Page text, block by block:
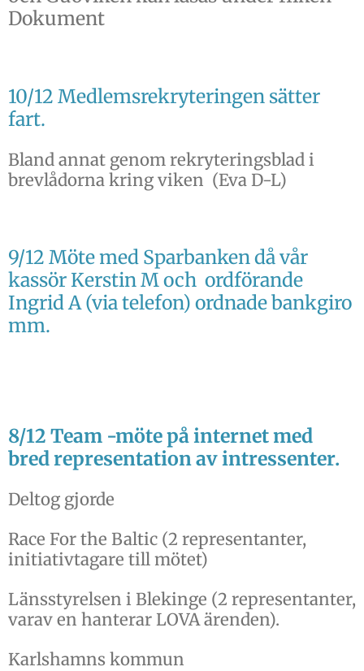
Dokument
10/12 Medlemsrekryteringen sätter
fart.
Bland annat genom rekryteringsblad i
brevlådorna kring viken (Eva D-L)
9/12 Möte med Sparbankendå vår
kassör Kerstin M och ordförande
Ingrid A (via telefon) ordnade bankgiro
mm.
8/12 Team -möte på internet med
bred representation av intressenter.
Deltog gjorde
Race For the Baltic (2 representanter,
initiativtagare till mötet)
Länsstyrelsen i Blekinge (2 representanter,
varav en hanterar LOVA ärenden).
Karlshamns kommun